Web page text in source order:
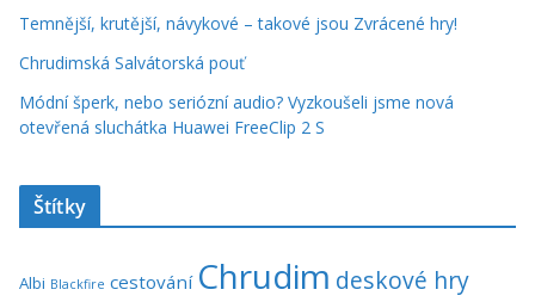
Temnější, krutější, návykové – takové jsou Zvrácené hry!
Chrudimská Salvátorská pouť
Módní šperk, nebo seriózní audio? Vyzkoušeli jsme nová
otevřená sluchátka Huawei FreeClip 2 S
Štítky
Albi Blackfire cestování Chrudim deskové hry